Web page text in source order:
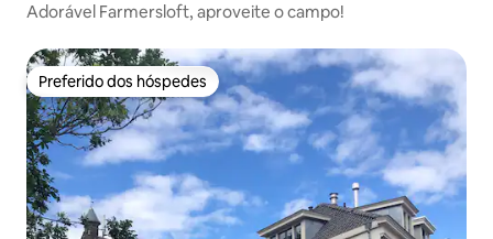
Adorável Farmersloft, aproveite o campo!
Preferido dos hóspedes
Preferido dos hóspedes